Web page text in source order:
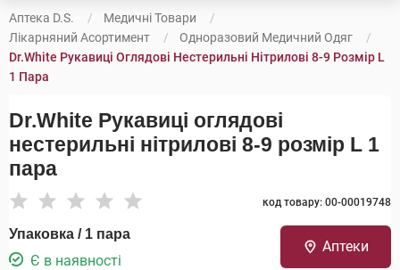
Аптека D.S.
Медичні Товари
Лікарняний Асортимент
Одноразовий Медичний Одяг
Dr.White Рукавиці Оглядові Нестерильні Нітрилові 8-9 Розмір L
1 Пара
Dr.White Рукавиці оглядові
нестерильні нітрилові 8-9 розмір L 1
пара
код товару: 00-00019748
Упаковка / 1 пара
Є в наявності
Аптеки